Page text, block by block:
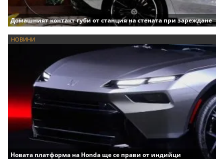
Домашният контакт губи от станция на стената при зареждане
НОВИНИ
Новата платформа на Honda ще се прави от индийци